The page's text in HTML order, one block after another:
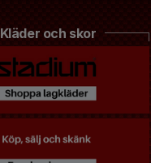
Kläder och skor